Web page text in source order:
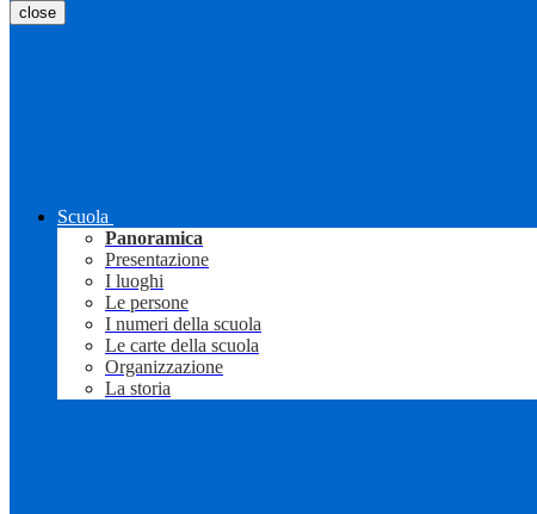
close
Scuola
Panoramica
Presentazione
I luoghi
Le persone
I numeri della scuola
Le carte della scuola
Organizzazione
La storia